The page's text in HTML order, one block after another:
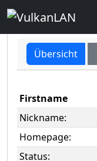
user -> Syto_
Übersicht
Firstname
Nickname:
Homepage:
Status: